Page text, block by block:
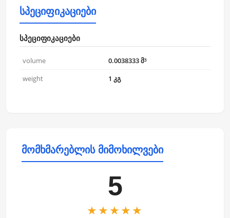
სპეციფიკაციები
სპეციფიკაციები
volume
0.0038333 მ³
weight
1 კგ
მომხმარებლის მიმოხილვები
5
★★★★★